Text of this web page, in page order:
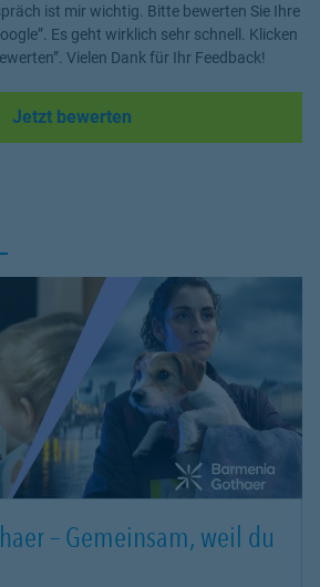
ist mir wichtig. Bitte bewerten Sie Ihre
Es geht wirklich sehr schnell. Klicken
Vielen Dank für Ihr Feedback!
Jetzt bewerten
– Gemeinsam, weil du